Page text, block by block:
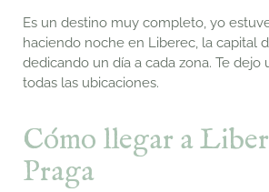
Es un destino muy completo, yo
haciendo noche en Liberec, la capital
dedicando un día a cada zona. Te dejo
todas las ubicaciones.
Cómo llegar a
Praga